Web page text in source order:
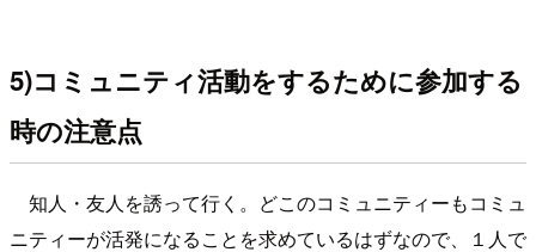
5)コミュニティ活動をするために参加する
時の注意点
知人・友人を誘って行く。どこのコミュニティーもコミュ
ニティーが活発になることを求めているはずなので、１人で